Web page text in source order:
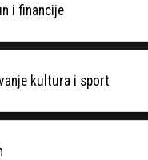
i financije
kultura i sport